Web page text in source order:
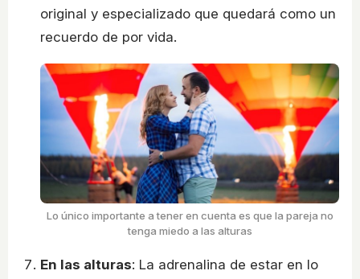
original y especializado que quedará como un
recuerdo de por vida.
Lo único importante a tener en cuenta es que la pareja no
tenga miedo a las alturas
En las alturas: La adrenalina de estar en lo